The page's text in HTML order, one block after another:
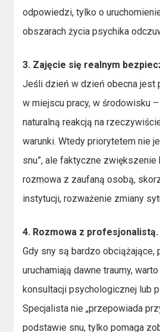
odpowiedzi, tylko o
obszarach życia psychika
3. Zajęcie się realnym
Jeśli dzień w dzień obecna jest
w miejscu pracy, w środowisku
naturalną reakcją na
warunki. Wtedy priorytetem nie
snu”, ale faktyczne
rozmowa z zaufaną osobą,
instytucji, rozważenie zmiany
4. Rozmowa z profesjonalistą.
Gdy sny są bardzo obciążające,
uruchamiają dawne traumy,
konsultacji psychologicznej lub
Specjalista nie „przepowiada
podstawie snu, tylko pomaga